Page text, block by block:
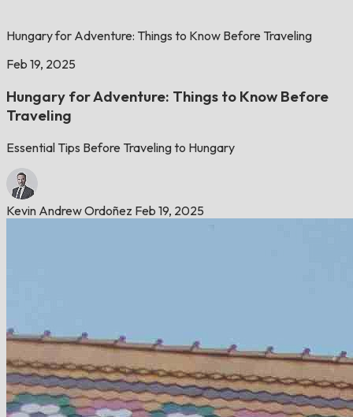
Hungary for Adventure: Things to Know Before Traveling
Feb 19, 2025
Hungary for Adventure: Things to Know Before
Traveling
Essential Tips Before Traveling to Hungary
Kevin Andrew Ordoñez Feb 19, 2025